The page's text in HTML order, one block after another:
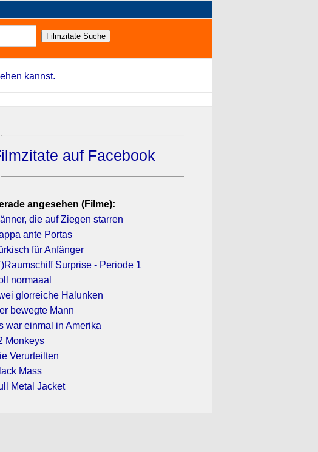
kannst.
auf Facebook
angesehen (Filme):
die auf Ziegen starren
ante Portas
für Anfänger
Surprise - Periode 1
normaaal
glorreiche Halunken
bewegte Mann
war einmal in Amerika
Monkeys
Verurteilten
Mass
Metal Jacket